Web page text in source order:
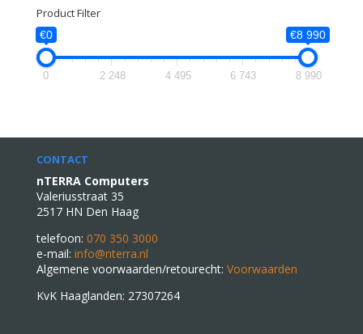
Product Filter
€0 €8 990
0 2 248 4 495 6 743 8 990
CONTACT
nTERRA Computers
Valeriusstraat 35
2517 HN Den Haag
telefoon: 070 350 3000
e-mail: info@nterra.nl
Algemene voorwaarden/retourecht: Voorwaarden
KvK Haaglanden: 27307264